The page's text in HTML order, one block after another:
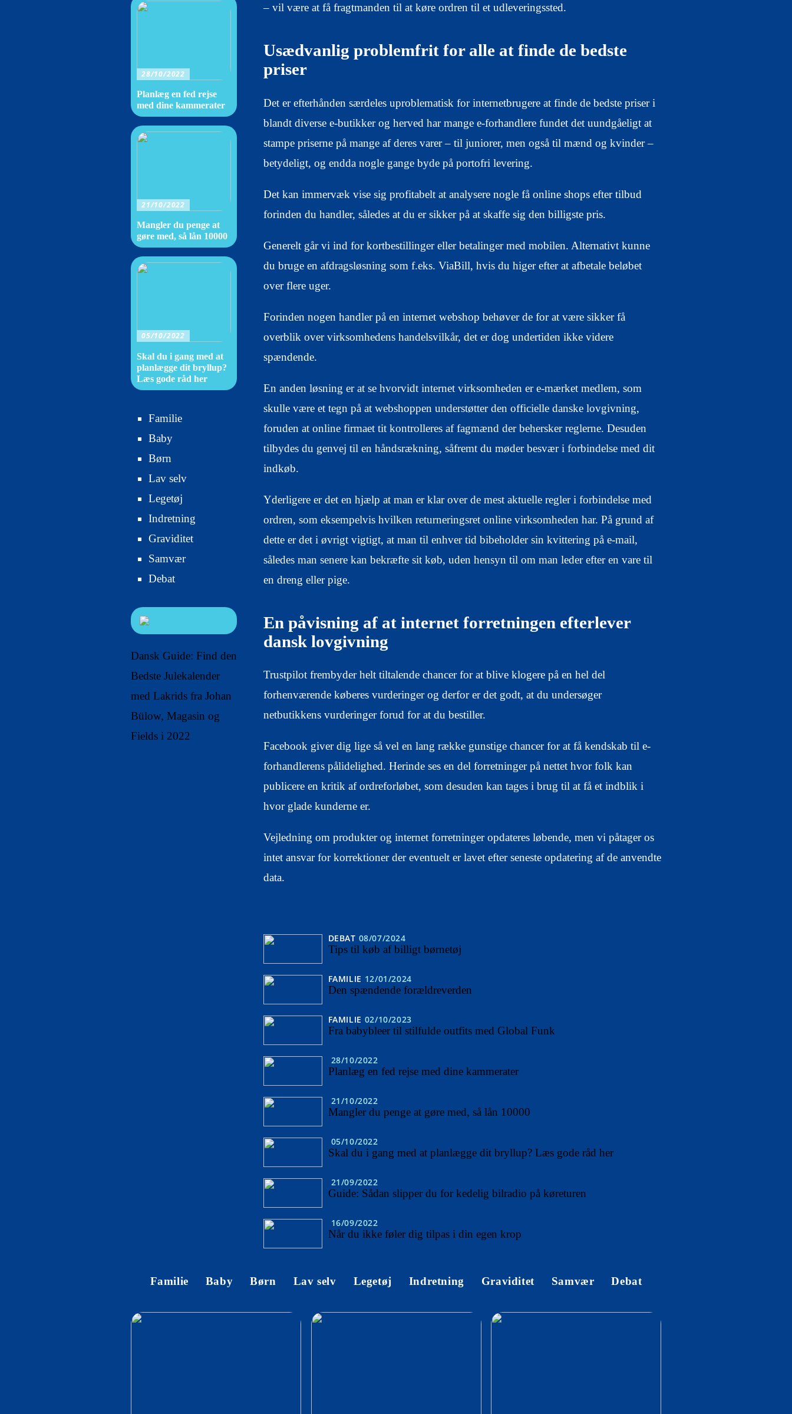
– vil være at få fragtmanden til at køre ordren til et udleveringssted.
Usædvanlig problemfrit for alle at finde de bedste
priser
Det er efterhånden særdeles uproblematisk for internetbrugere at finde de bedste priser i
blandt diverse e-butikker og herved har mange e-forhandlere fundet det uundgåeligt at
stampe priserne på mange af deres varer – til juniorer, men også til mænd og kvinder –
betydeligt, og endda nogle gange byde på portofri levering.
Det kan immervæk vise sig profitabelt at analysere nogle få online shops efter tilbud
forinden du handler, således at du er sikker på at skaffe sig den billigste pris.
Generelt går vi ind for kortbestillinger eller betalinger med mobilen. Alternativt kunne
du bruge en afdragsløsning som f.eks. ViaBill, hvis du higer efter at afbetale beløbet
over flere uger.
Forinden nogen handler på en internet webshop behøver de for at være sikker få
overblik over virksomhedens handelsvilkår, det er dog undertiden ikke videre
spændende.
En anden løsning er at se hvorvidt internet virksomheden er e-mærket medlem, som
skulle være et tegn på at webshoppen understøtter den officielle danske lovgivning,
foruden at online firmaet tit kontrolleres af fagmænd der behersker reglerne. Desuden
tilbydes du genvej til en håndsrækning, såfremt du møder besvær i forbindelse med dit
indkøb.
Yderligere er det en hjælp at man er klar over de mest aktuelle regler i forbindelse med
ordren, som eksempelvis hvilken returneringsret online virksomheden har. På grund af
dette er det i øvrigt vigtigt, at man til enhver tid bibeholder sin kvittering på e-mail,
således man senere kan bekræfte sit køb, uden hensyn til om man leder efter en vare til
en dreng eller pige.
En påvisning af at internet forretningen efterlever
dansk lovgivning
Trustpilot frembyder helt tiltalende chancer for at blive klogere på en hel del
forhenværende køberes vurderinger og derfor er det godt, at du undersøger
netbutikkens vurderinger forud for at du bestiller.
Facebook giver dig lige så vel en lang række gunstige chancer for at få kendskab til e-
forhandlerens pålidelighed. Herinde ses en del forretninger på nettet hvor folk kan
publicere en kritik af ordreforløbet, som desuden kan tages i brug til at få et indblik i
hvor glade kunderne er.
Vejledning om produkter og internet forretninger opdateres løbende, men vi påtager os
intet ansvar for korrektioner der eventuelt er lavet efter seneste opdatering af de anvendte
data.
DEBAT 08/07/2024
Tips til køb af billigt børnetøj
FAMILIE 12/01/2024
Den spændende forældreverden
FAMILIE 02/10/2023
Fra babybleer til stilfulde outfits med Global Funk
28/10/2022
Planlæg en fed rejse med dine kammerater
21/10/2022
Mangler du penge at gøre med, så lån 10000
05/10/2022
Skal du i gang med at planlægge dit bryllup? Læs gode råd her
21/09/2022
Guide: Sådan slipper du for kedelig bilradio på køreturen
16/09/2022
Når du ikke føler dig tilpas i din egen krop
28/10/2022
Planlæg en fed rejse
med dine kammerater
21/10/2022
Mangler du penge at
gøre med, så lån 10000
05/10/2022
Skal du i gang med at
planlægge dit bryllup?
Læs gode råd her
Familie
Baby
Børn
Lav selv
Legetøj
Indretning
Graviditet
Samvær
Debat
Dansk Guide: Find den
Bedste Julekalender
med Lakrids fra Johan
Bülow, Magasin og
Fields i 2022
Familie Baby Børn Lav selv Legetøj Indretning Graviditet Samvær Debat